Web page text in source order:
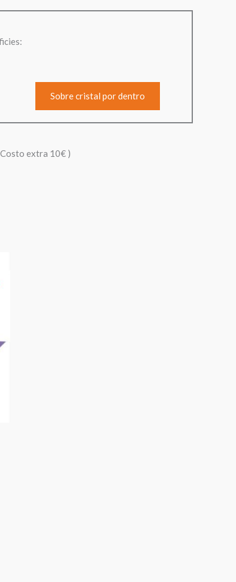
Sobre cristal por dentro
Costo extra 10€ )